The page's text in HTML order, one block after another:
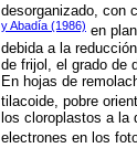
desorganizado, con
y Abadía (1986) en
debida a la
de frijol, el grado de
En hojas de
tilacoide, pobre
los cloroplastos a la
electrones en los